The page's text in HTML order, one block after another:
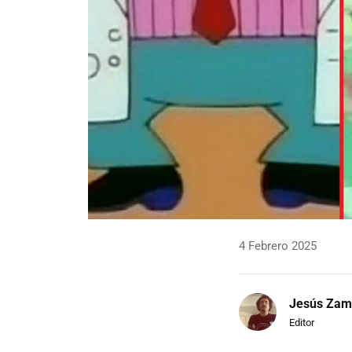
4 Febrero 2025
Jesús
Editor